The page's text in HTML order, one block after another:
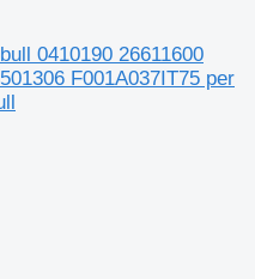
0410190 26611600
F001A037IT75 per